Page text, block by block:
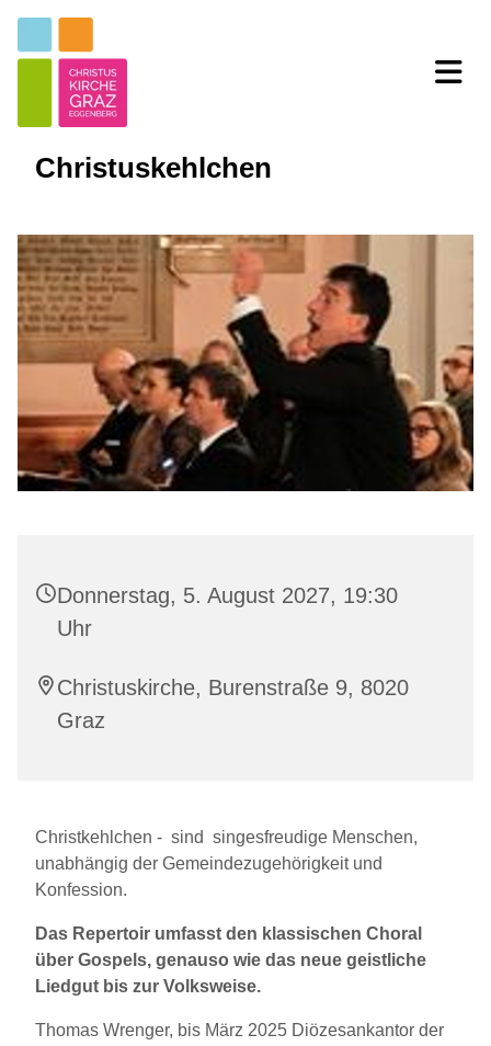
Christuskehlchen
Donnerstag, 5. August 2027, 19:30
Uhr
Christuskirche, Burenstraße 9, 8020
Graz
Christkehlchen - sind singesfreudige Menschen,
unabhängig der Gemeindezugehörigkeit und
Konfession.
Das Repertoir umfasst den klassischen Choral
über Gospels, genauso wie das neue geistliche
Liedgut bis zur Volksweise.
Thomas Wrenger, bis März 2025 Diözesankantor der